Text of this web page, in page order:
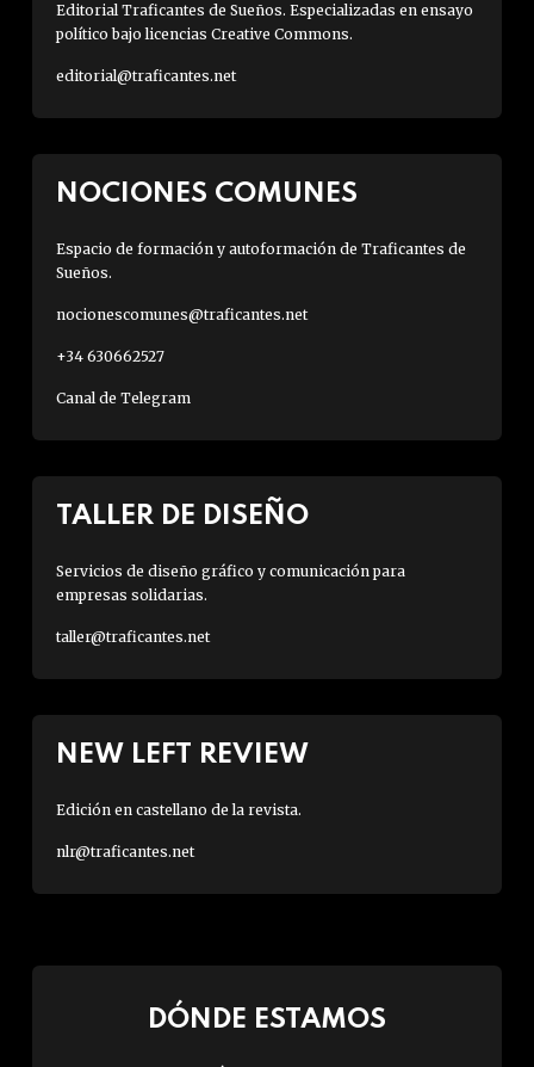
Editorial Traficantes de Sueños. Especializadas en ensayo
político bajo licencias Creative Commons.
editorial@traficantes.net
NOCIONES COMUNES
Espacio de formación y autoformación de Traficantes de
Sueños.
nocionescomunes@traficantes.net
+34 630662527
Canal de Telegram
TALLER DE DISEÑO
Servicios de diseño gráfico y comunicación para
empresas solidarias.
taller@traficantes.net
NEW LEFT REVIEW
Edición en castellano de la revista.
nlr@traficantes.net
DÓNDE ESTAMOS